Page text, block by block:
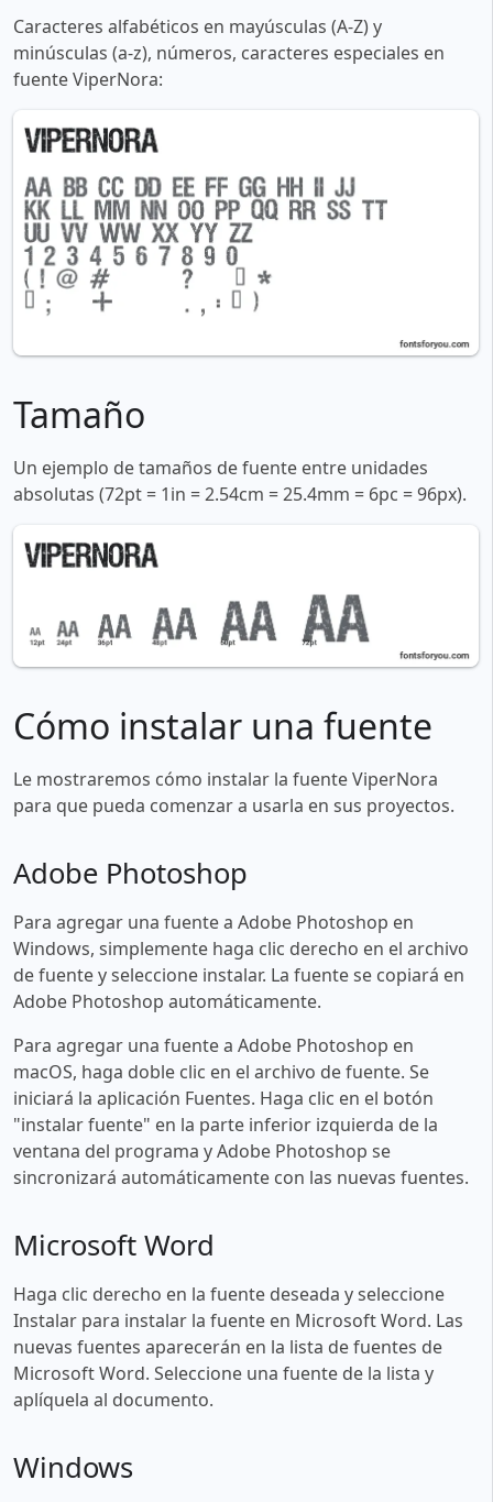
Caracteres alfabéticos en mayúsculas (A-Z) y
minúsculas (a-z), números, caracteres especiales en
fuente ViperNora:
Tamaño
Un ejemplo de tamaños de fuente entre unidades
absolutas (72pt = 1in = 2.54cm = 25.4mm = 6pc = 96px).
Cómo instalar una fuente
Le mostraremos cómo instalar la fuente ViperNora
para que pueda comenzar a usarla en sus proyectos.
Adobe Photoshop
Para agregar una fuente a Adobe Photoshop en
Windows, simplemente haga clic derecho en el archivo
de fuente y seleccione instalar. La fuente se copiará en
Adobe Photoshop automáticamente.
Para agregar una fuente a Adobe Photoshop en
macOS, haga doble clic en el archivo de fuente. Se
iniciará la aplicación Fuentes. Haga clic en el botón
"instalar fuente" en la parte inferior izquierda de la
ventana del programa y Adobe Photoshop se
sincronizará automáticamente con las nuevas fuentes.
Microsoft Word
Haga clic derecho en la fuente deseada y seleccione
Instalar para instalar la fuente en Microsoft Word. Las
nuevas fuentes aparecerán en la lista de fuentes de
Microsoft Word. Seleccione una fuente de la lista y
aplíquela al documento.
Windows